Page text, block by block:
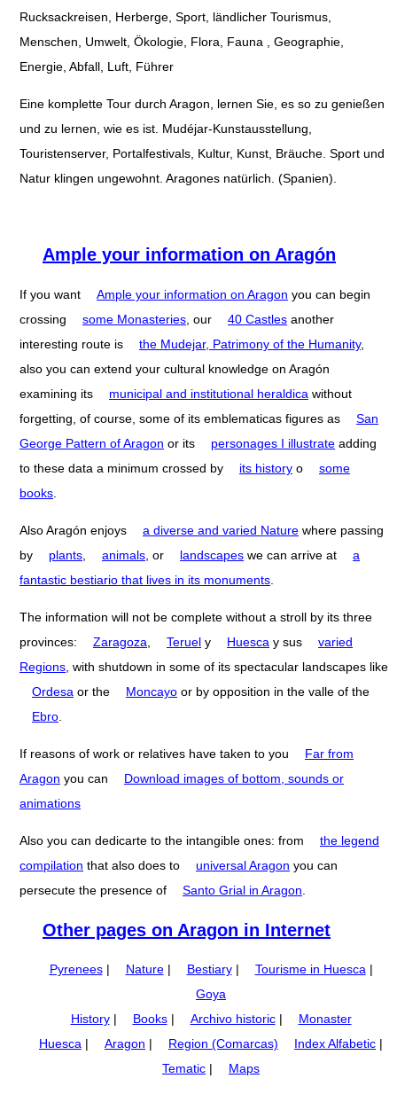
Rucksackreisen, Herberge, Sport, ländlicher Tourismus,
Menschen, Umwelt, Ökologie, Flora, Fauna , Geographie,
Energie, Abfall, Luft, Führer
Eine komplette Tour durch Aragon, lernen Sie, es so zu genießen
und zu lernen, wie es ist. Mudéjar-Kunstausstellung,
Touristenserver, Portalfestivals, Kultur, Kunst, Bräuche. Sport und
Natur klingen ungewohnt. Aragones natürlich. (Spanien).
Ample your information on Aragón
If you want Ample your information on Aragon you can begin
crossing
some Monasteries , our 40 Castles another
interesting route is
the Mudejar, Patrimony of the Humanity,
also you can extend your cultural knowledge on Aragón
examining its
municipal and institutional heraldica without
forgetting, of course, some of its emblematicas figures as
San
George Pattern of Aragon or its personages I illustrate adding
to these data a minimum crossed by
its history o
some
books
Also Aragón enjoys a diverse and varied Nature where passing
by
plants animals , or landscapes we can arrive at
a
fantastic bestiario that lives in its monuments
The information will not be complete without a stroll by its three
provinces:
Zaragoza Teruel y Huesca y sus
varied
Regions , with shutdown in some of its spectacular landscapes like
Ordesa or the Moncayo or by opposition in the valle of the
Ebro
If reasons of work or relatives have taken to you
Far from
Aragon you can
Download images of bottom, sounds or
animations
Also you can dedicarte to the intangible ones: from
the legend
compilation that also does to universal Aragon you can
persecute the presence of
Santo Grial in Aragon
Other pages on Aragon in Internet
Pyrenees| Nature| Bestiary| Tourisme in Huesca |
Goya
History| Books| Archivo historic|
Monaster
Huesca | Aragon | Region (Comarcas) Index Alfabetic |
Tematic | Maps